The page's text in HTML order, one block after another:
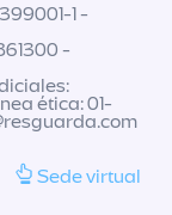
1 -
-
ética: 01-
Sede virtual